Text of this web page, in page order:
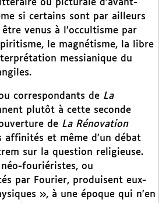
ou picturale d’avant-
si certains sont par ailleurs
venus à l’occultisme par
le magnétisme, la libre
messianique du
correspondants de La
plutôt à cette seconde
de La Rénovation
affinités et même d’un débat
sur la question religieuse.
fouriéristes, ou
par Fourier, produisent eux-
», à une époque qui n’en